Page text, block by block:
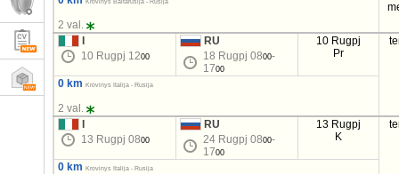
Krovinys Baltarusija - Rusija
2 val.
10 Rugpj 1200
RU
18 Rugpj 0800-
1700
10 Rugpj
Pr
0 km Krovinys Italija - Rusija
2 val.
13 Rugpj 0800
RU
24 Rugpj 0800-
1700
13 Rugpj
K
0 km Krovinys Italija - Rusija